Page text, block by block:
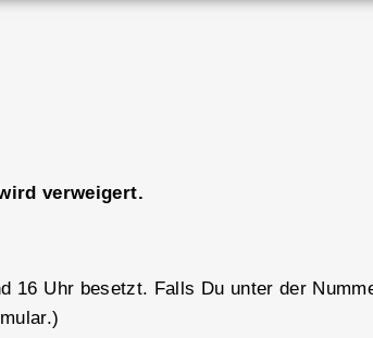
verweigert.
16 Uhr besetzt. Falls Du unter der